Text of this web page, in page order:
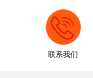
联系我们